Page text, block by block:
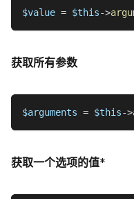
$value = $this->
获取所有参数
$arguments = $this->
获取一个选项的值*